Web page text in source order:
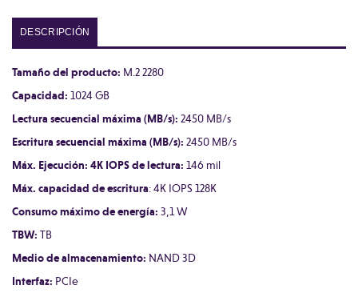
DESCRIPCIÓN
Tamaño del producto: M.2 2280
Capacidad: 1024 GB
Lectura secuencial máxima (MB/s): 2450 MB/s
Escritura secuencial máxima (MB/s): 2450 MB/s
Máx. Ejecución: 4K IOPS de lectura: 146 mil
Máx. capacidad de escritura: 4K IOPS 128K
Consumo máximo de energía: 3,1 W
TBW: TB
Medio de almacenamiento: NAND 3D
Interfaz: PCIe